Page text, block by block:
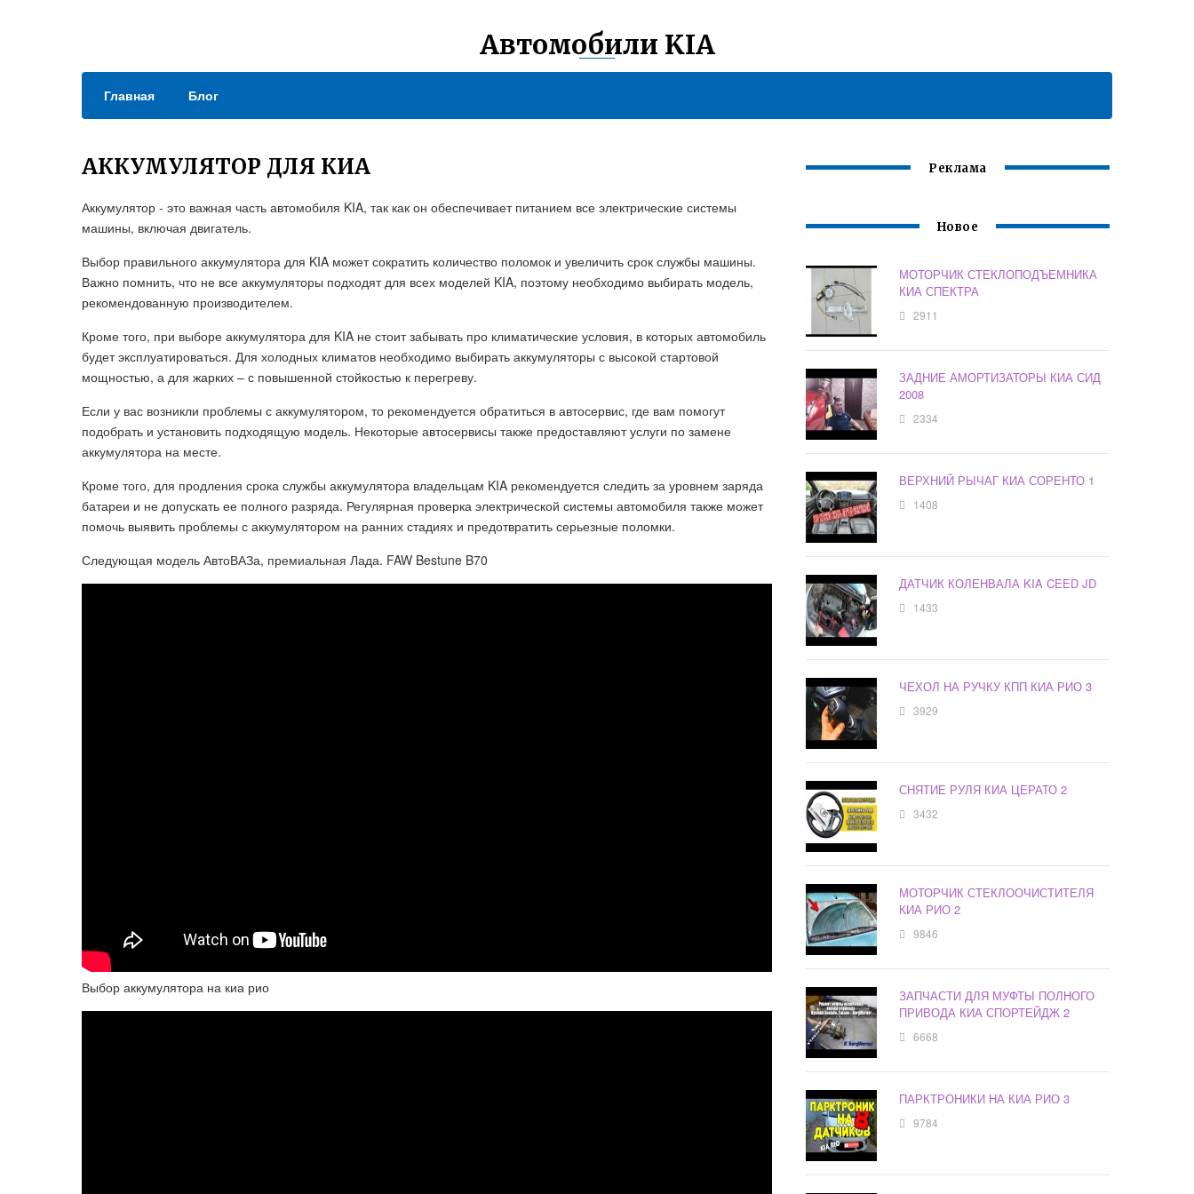
Автомобили KIA
Главная Блог
АККУМУЛЯТОР ДЛЯ КИА
Аккумулятор - это важная часть автомобиля KIA, так как он обеспечивает питанием все электрические системы
машины, включая двигатель.
Выбор правильного аккумулятора для KIA может сократить количество поломок и увеличить срок службы машины.
Важно помнить, что не все аккумуляторы подходят для всех моделей KIA, поэтому необходимо выбирать модель,
рекомендованную производителем.
Кроме того, при выборе аккумулятора для KIA не стоит забывать про климатические условия, в которых автомобиль
будет эксплуатироваться. Для холодных климатов необходимо выбирать аккумуляторы с высокой стартовой
мощностью, а для жарких – с повышенной стойкостью к перегреву.
Если у вас возникли проблемы с аккумулятором, то рекомендуется обратиться в автосервис, где вам помогут
подобрать и установить подходящую модель. Некоторые автосервисы также предоставляют услуги по замене
аккумулятора на месте.
Кроме того, для продления срока службы аккумулятора владельцам KIA рекомендуется следить за уровнем заряда
батареи и не допускать ее полного разряда. Регулярная проверка электрической системы автомобиля также может
помочь выявить проблемы с аккумулятором на ранних стадиях и предотвратить серьезные поломки.
Следующая модель АвтоВАЗа, премиальная Лада. FAW Bestune B70
Выбор аккумулятора на киа рио
Реклама
Новое
МОТОРЧИК СТЕКЛОПОДЪЕМНИКА
КИА СПЕКТРА
2911
ЗАДНИЕ АМОРТИЗАТОРЫ КИА СИД
2008
2334
ВЕРХНИЙ РЫЧАГ КИА СОРЕНТО 1
1408
ДАТЧИК КОЛЕНВАЛА KIA CEED JD
1433
ЧЕХОЛ НА РУЧКУ КПП КИА РИО 3
3929
СНЯТИЕ РУЛЯ КИА ЦЕРАТО 2
3432
МОТОРЧИК СТЕКЛООЧИСТИТЕЛЯ
КИА РИО 2
9846
ЗАПЧАСТИ ДЛЯ МУФТЫ ПОЛНОГО
ПРИВОДА КИА СПОРТЕЙДЖ 2
6668
ПАРКТРОНИКИ НА КИА РИО 3
9784